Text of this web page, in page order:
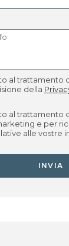
al trattamento
della
al trattamento
e per
alle vostre
INVIA